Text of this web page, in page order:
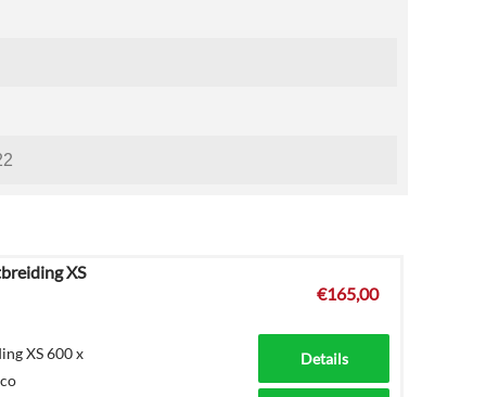
XS
XS 600 x
€165,00
Details